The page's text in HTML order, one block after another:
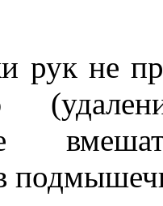
рук не